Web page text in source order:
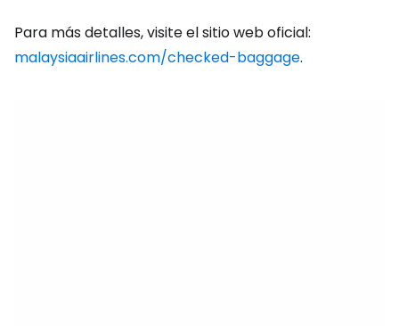
Para más detalles, visite el sitio web oficial:
malaysiaairlines.com/checked-baggage.